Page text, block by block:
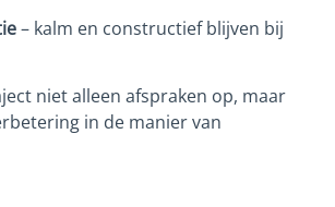
– kalm en constructief blijven bij
niet alleen afspraken op, maar
in de manier van